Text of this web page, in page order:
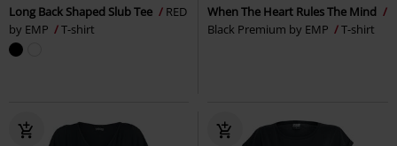
Long Back Shaped Slub Tee
RED
by EMP
T-shirt
When The Heart Rules The Mind
Black Premium by EMP
T-shirt